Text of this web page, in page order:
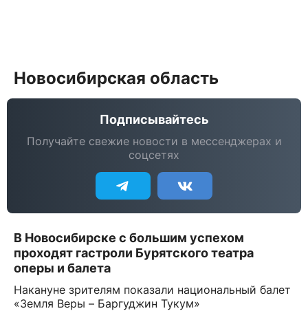
Новосибирская область
Подписывайтесь
Получайте свежие новости в мессенджерах и
соцсетях
В Новосибирске с большим успехом
проходят гастроли Бурятского театра
оперы и балета
Накануне зрителям показали национальный балет
«Земля Веры – Баргуджин Тукум»